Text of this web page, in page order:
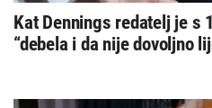
Kat Dennings redatelj je s
“debela i da nije dovoljno